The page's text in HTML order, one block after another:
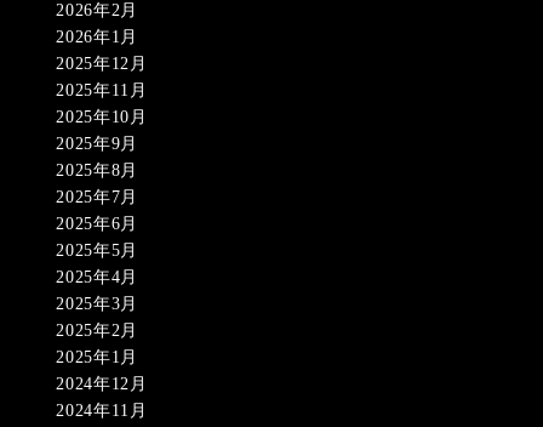
2026年2月
2026年1月
2025年12月
2025年11月
2025年10月
2025年9月
2025年8月
2025年7月
2025年6月
2025年5月
2025年4月
2025年3月
2025年2月
2025年1月
2024年12月
2024年11月